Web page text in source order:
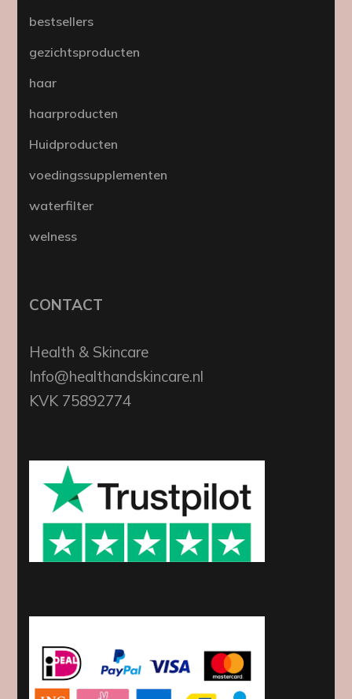
bestsellers
gezichtsproducten
haar
haarproducten
Huidproducten
voedingssupplementen
waterfilter
welness
CONTACT
Health & Skincare
Info@healthandskincare.nl
KVK 75892774